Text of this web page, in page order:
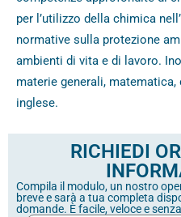
per l’utilizzo della chimica
normative sulla protezione
ambienti di vita e di lavoro.
materie generali,
inglese.
RICHIEDI
Compila il modulo, un nostro
breve e sarà a tua completa
domande. È facile, veloce e